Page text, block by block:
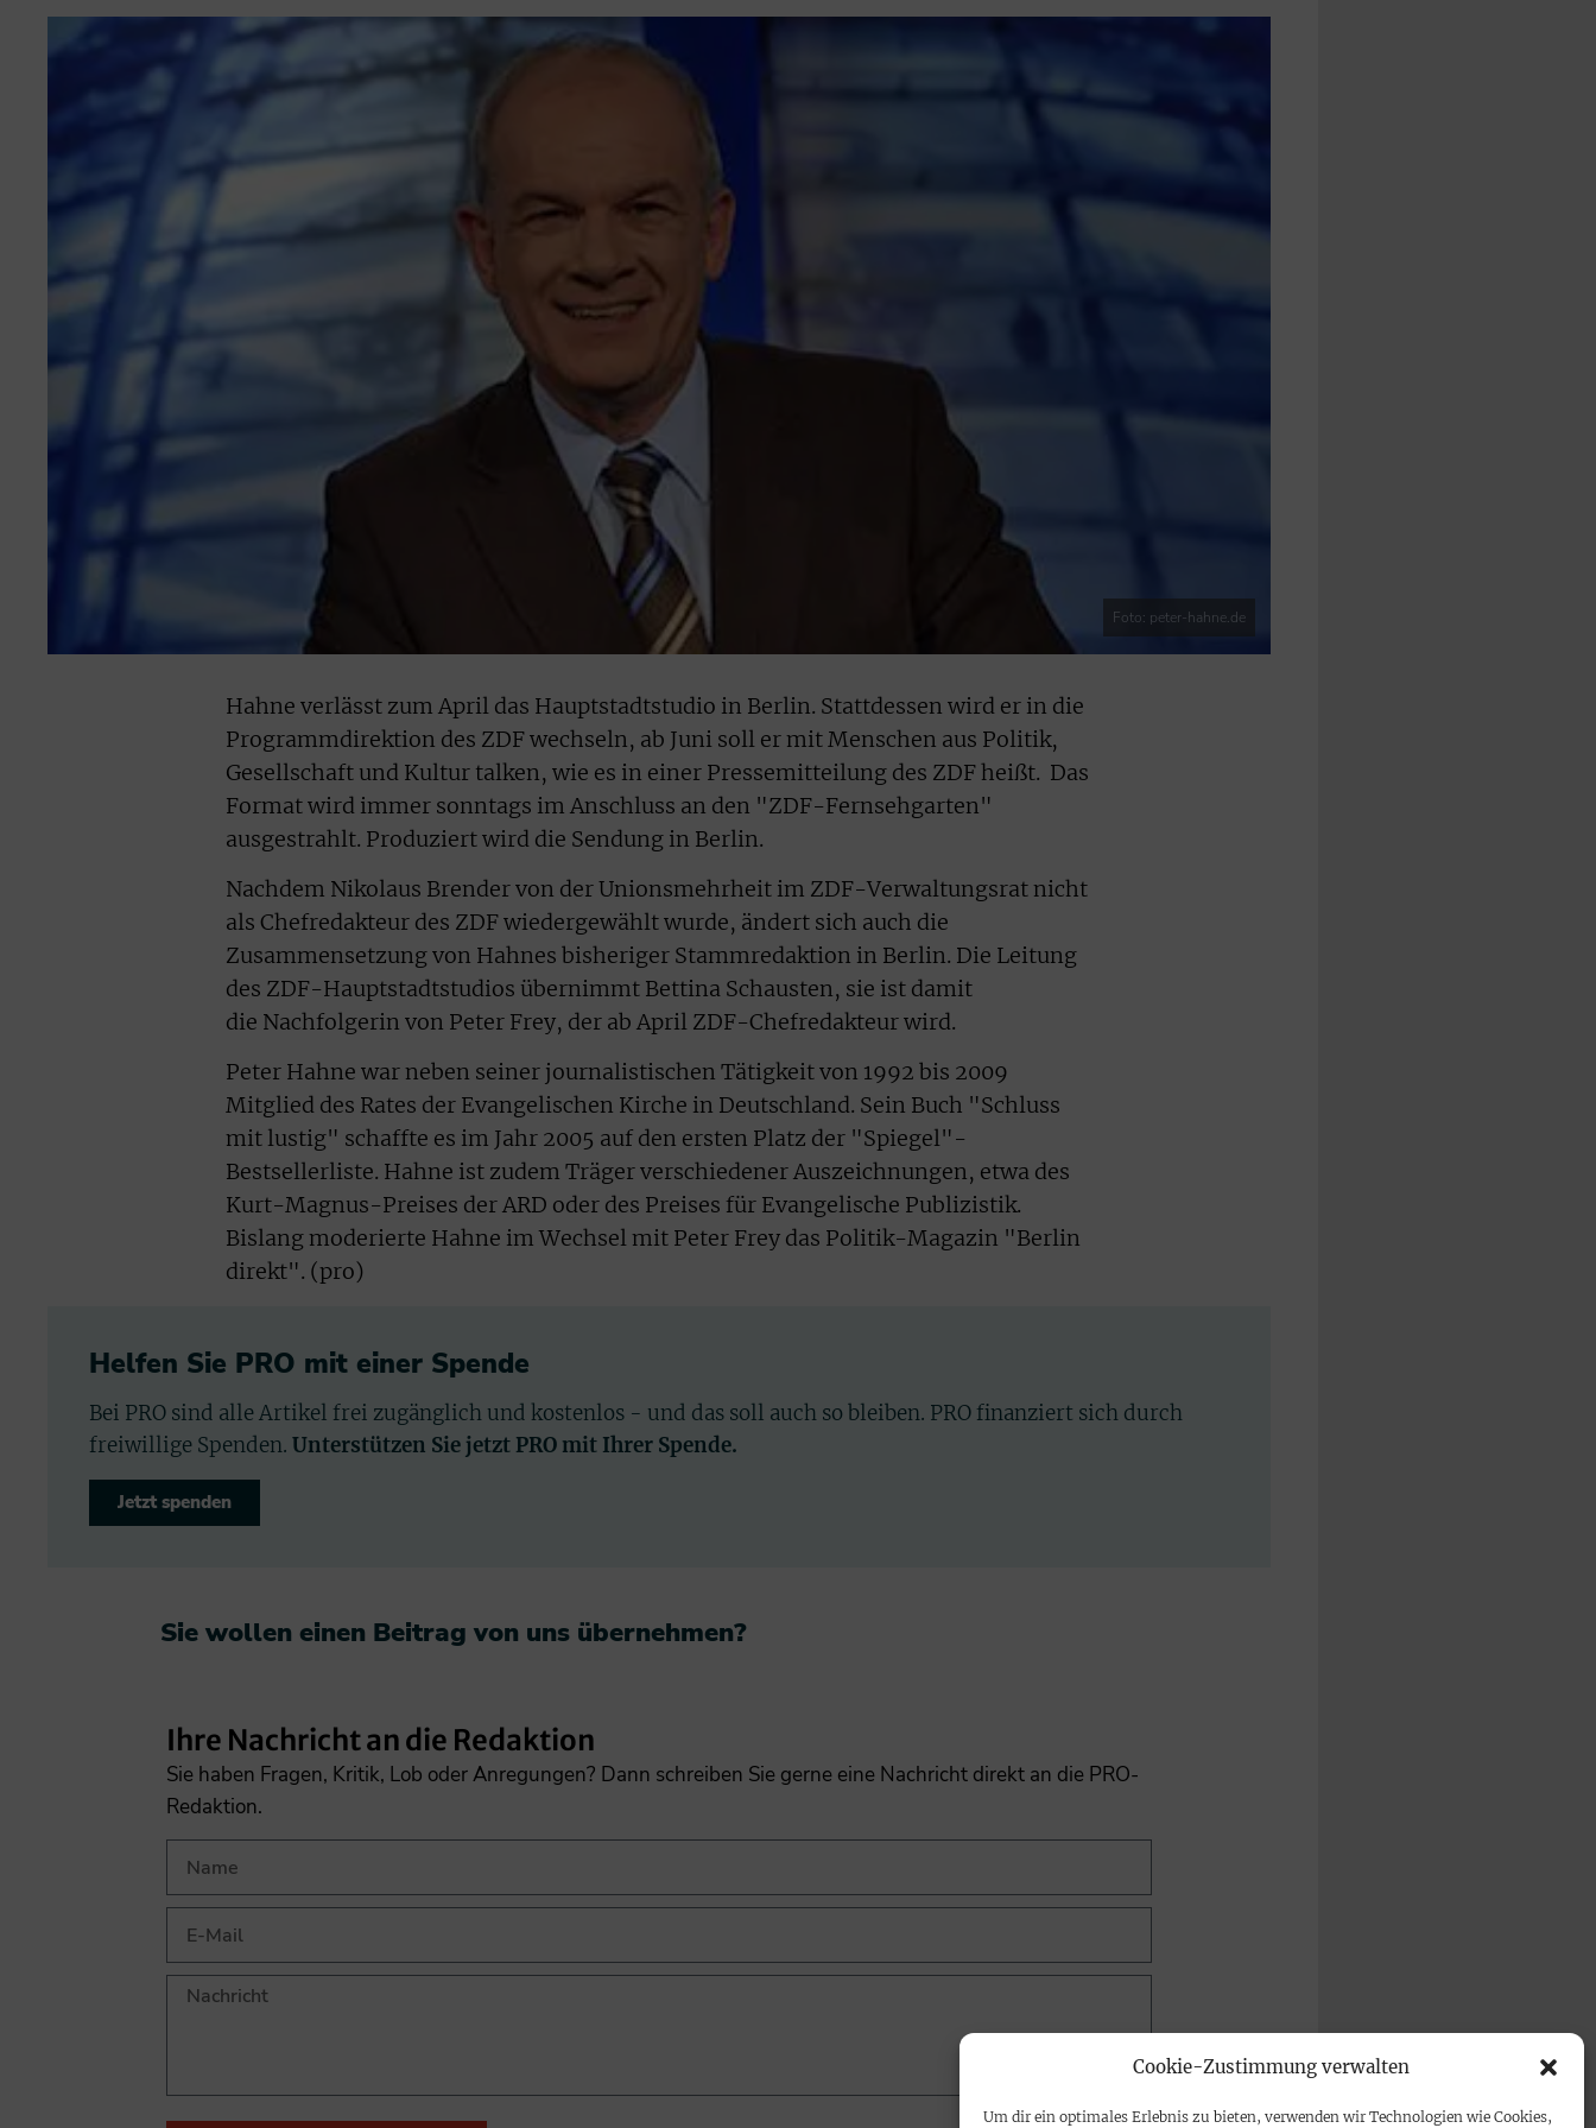
Cookie-Zustimmung verwalten
Um dir ein optimales Erlebnis zu bieten, verwenden wir Technologien wie Cookies,
Foto: peter-hahne.de
Hahne verlässt zum April das Hauptstadtstudio in Berlin. Stattdessen wird er in die
Programmdirektion des ZDF wechseln, ab Juni soll er mit Menschen aus Politik,
Gesellschaft und Kultur talken, wie es in einer Pressemitteilung des ZDF heißt. Das
Format wird immer sonntags im Anschluss an den "ZDF-Fernsehgarten"
ausgestrahlt. Produziert wird die Sendung in Berlin.
Nachdem Nikolaus Brender von der Unionsmehrheit im ZDF-Verwaltungsrat nicht
als Chefredakteur des ZDF wiedergewählt wurde, ändert sich auch die
Zusammensetzung von Hahnes bisheriger Stammredaktion in Berlin. Die Leitung
des ZDF-Hauptstadtstudios übernimmt Bettina Schausten, sie ist damit
die Nachfolgerin von Peter Frey, der ab April ZDF-Chefredakteur wird.
Peter Hahne war neben seiner journalistischen Tätigkeit von 1992 bis 2009
Mitglied des Rates der Evangelischen Kirche in Deutschland. Sein Buch "Schluss
mit lustig" schaffte es im Jahr 2005 auf den ersten Platz der "Spiegel"-
Bestsellerliste. Hahne ist zudem Träger verschiedener Auszeichnungen, etwa des
Kurt-Magnus-Preises der ARD oder des Preises für Evangelische Publizistik.
Bislang moderierte Hahne im Wechsel mit Peter Frey das Politik-Magazin "Berlin
direkt". (pro)
Helfen Sie PRO mit einer Spende
Bei PRO sind alle Artikel frei zugänglich und kostenlos - und das soll auch so bleiben. PRO finanziert sich durch
freiwillige Spenden. Unterstützen Sie jetzt PRO mit Ihrer Spende.
Jetzt spenden
Sie wollen einen Beitrag von uns übernehmen?​
Ihre Nachricht an die Redaktion
Sie haben Fragen, Kritik, Lob oder Anregungen? Dann schreiben Sie gerne eine Nachricht direkt an die PRO-
Redaktion.